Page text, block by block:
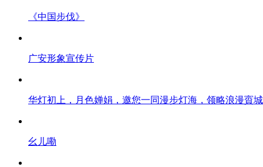
《中国步伐》
广安形象宣传片
华灯初上，月色婵娟，邀您一同漫步灯海，领略浪漫賨
幺儿嘞